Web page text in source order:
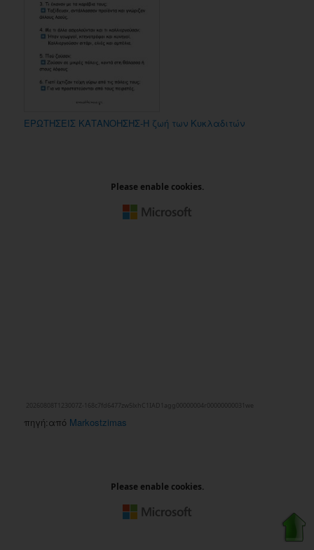
ΕΡΩΤΗΣΕΙΣ ΚΑΤΑΝΟΗΣΗΣ-Η ζωή των Κυκλαδιτών
πηγή:από Markostzimas